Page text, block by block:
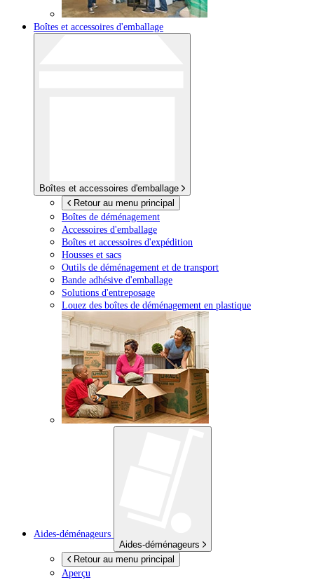
Boîtes et accessoires d'emballage
Boîtes et accessoires d'emballage
Retour au menu principal
Boîtes de déménagement
Accessoires d'emballage
Boîtes et accessoires d'expédition
Housses et sacs
Outils de déménagement et de transport
Bande adhésive d'emballage
Solutions d'entreposage
Louez des boîtes de déménagement en plastique
Aides-déménageurs
Aides-déménageurs
Retour au menu principal
Aperçu